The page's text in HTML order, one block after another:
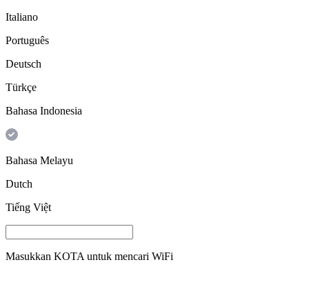
Italiano
Português
Deutsch
Türkçe
Bahasa Indonesia
Bahasa Melayu
Dutch
Tiếng Việt
Masukkan KOTA untuk mencari WiFi